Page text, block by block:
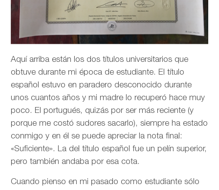
Aquí arriba están los dos títulos universitarios que
obtuve durante mi época de estudiante. El título
español estuvo en paradero desconocido durante
unos cuantos años y mi madre lo recuperó hace muy
poco. El portugués, quizás por ser más reciente (y
porque me costó sudores sacarlo), siempre ha estado
conmigo y en él se puede apreciar la nota final:
«Suficiente». La del título español fue un pelín superior,
pero también andaba por esa cota.
Cuando pienso en mi pasado como estudiante sólo